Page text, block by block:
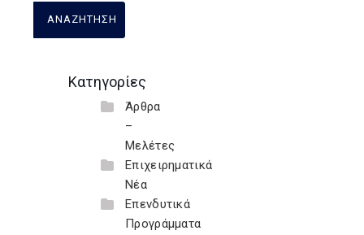
Κατηγορίες
Άρθρα
–
Μελέτες
Επιχειρηματικά
Νέα
Επενδυτικά
Προγράμματα